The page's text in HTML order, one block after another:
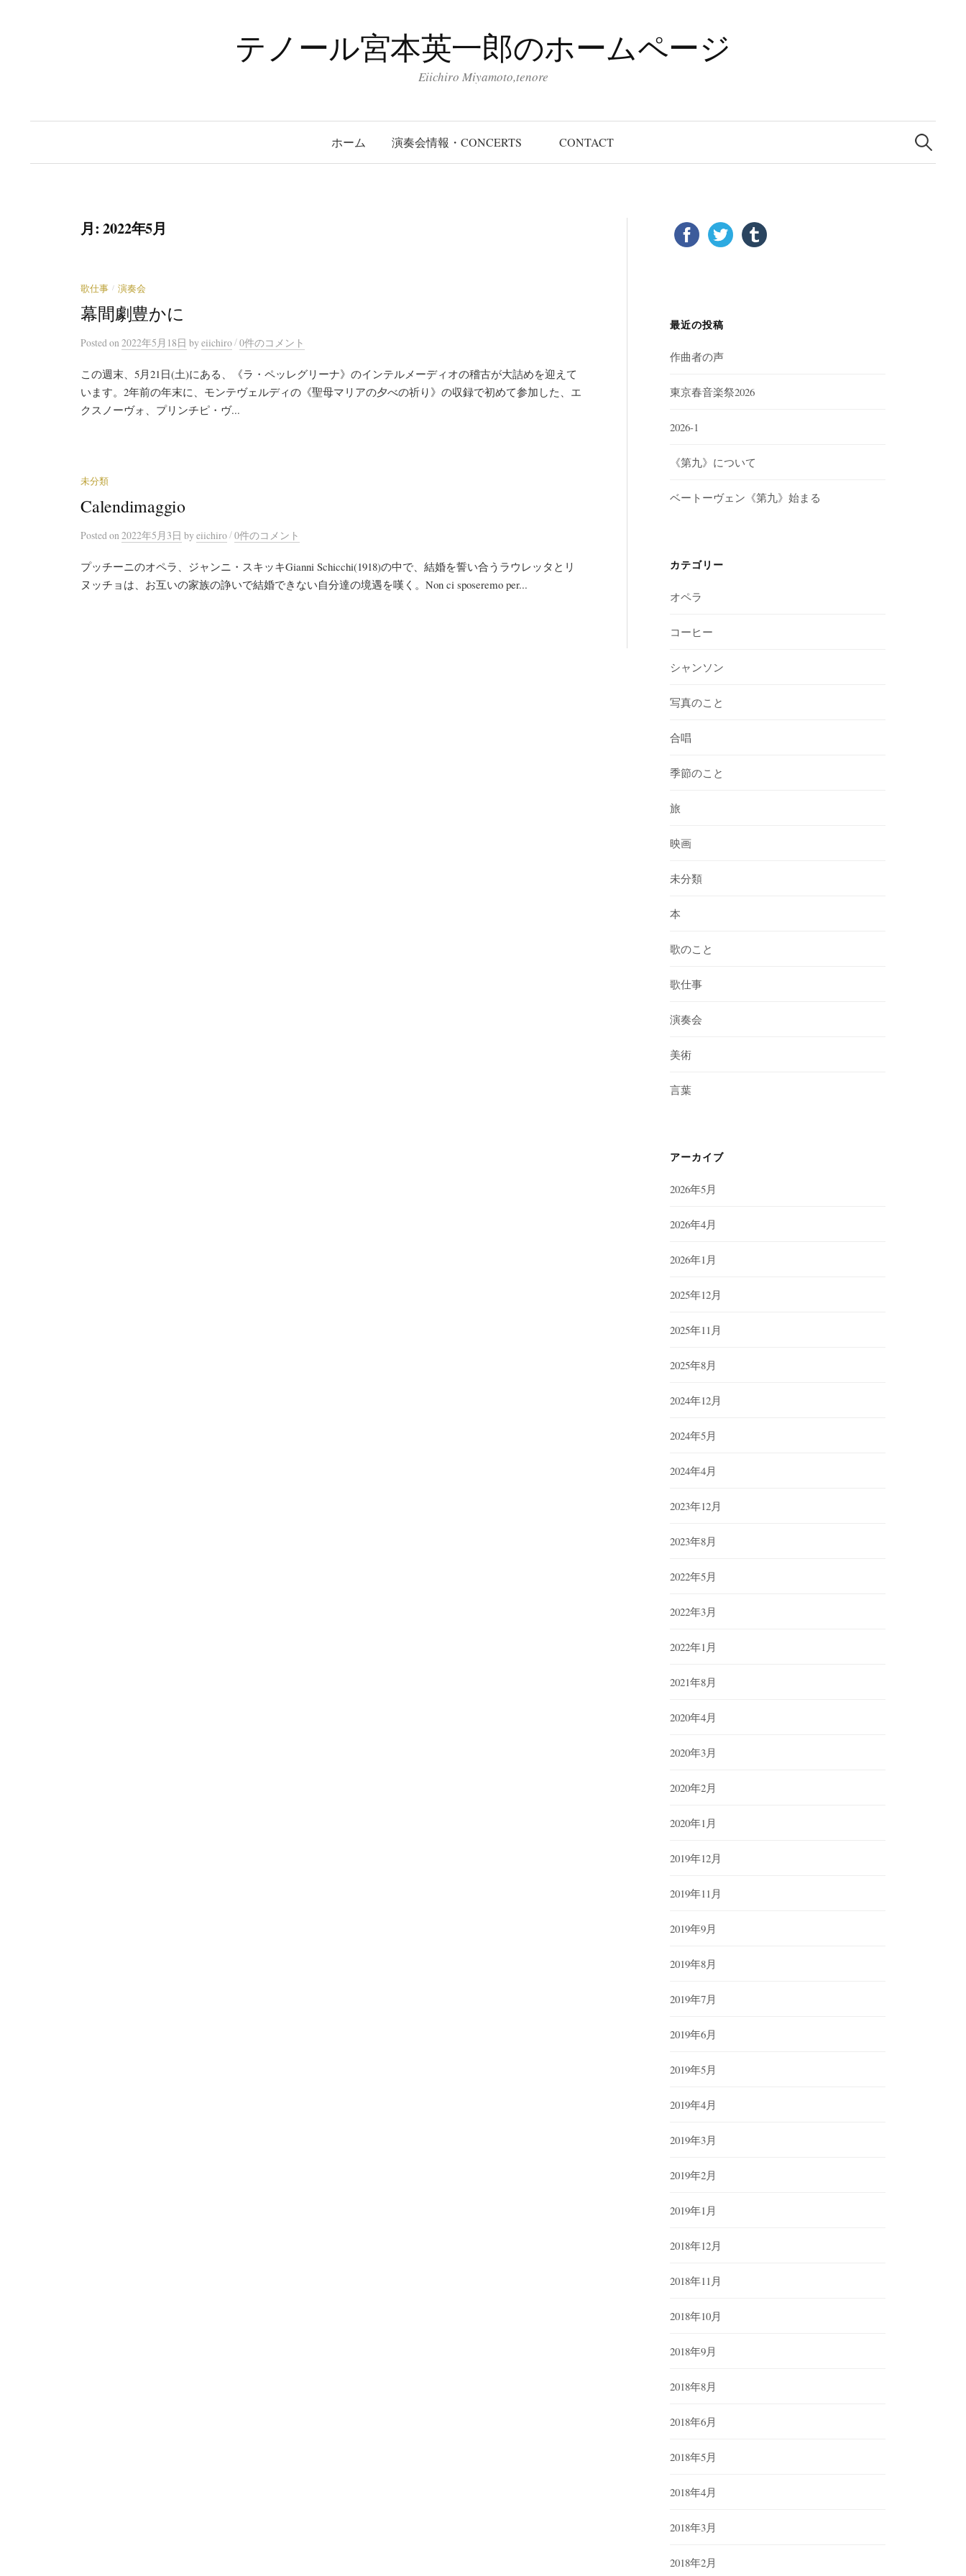
テノール宮本英一郎のホームページ
Eiichiro Miyamoto,tenore
ホーム 演奏会情報・CONCERTS CONTACT
検
索:
月:2022年5月
歌仕事 / 演奏会
幕間劇豊かに
Postedon 2022年5月18日 by eiichiro/0件のコメント
この週末、5月21日(土)にある、《ラ・ペッレグリーナ》のインテルメーディオの稽古が大詰めを迎えて
います。2年前の年末に、モンテヴェルディの《聖母マリアの夕べの祈り》の収録で初めて参加した、エ
クスノーヴォ、プリンチピ・ヴ...
未分類
Calendimaggio
Postedon 2022年5月3日 by eiichiro/0件のコメント
プッチーニのオペラ、ジャンニ・スキッキGianni Schicchi(1918)の中で、結婚を誓い合うラウレッタとリ
ヌッチョは、お互いの家族の諍いで結婚できない自分達の境遇を嘆く。Non ci sposeremo per...
最近の投稿
作曲者の声
東京春音楽祭2026
2026-1
《第九》について
ベートーヴェン《第九》始まる
カテゴリー
オペラ
コーヒー
シャンソン
写真のこと
合唱
季節のこと
旅
映画
未分類
本
歌のこと
歌仕事
演奏会
美術
言葉
アーカイブ
2026年5月
2026年4月
2026年1月
2025年12月
2025年11月
2025年8月
2024年12月
2024年5月
2024年4月
2023年12月
2023年8月
2022年5月
2022年3月
2022年1月
2021年8月
2020年4月
2020年3月
2020年2月
2020年1月
2019年12月
2019年11月
2019年9月
2019年8月
2019年7月
2019年6月
2019年5月
2019年4月
2019年3月
2019年2月
2019年1月
2018年12月
2018年11月
2018年10月
2018年9月
2018年8月
2018年6月
2018年5月
2018年4月
2018年3月
2018年2月